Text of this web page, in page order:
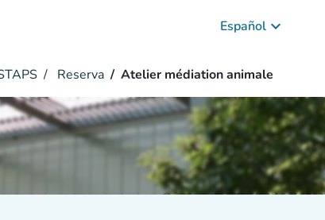
Español keyboard_arrow_down
Reserva Atelier médiation animale